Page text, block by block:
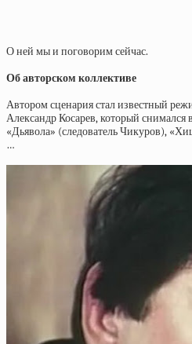
О ней мы и поговорим сейчас.
Об авторском коллективе
Автором сценария стал известный
Александр Косарев, который
«Дьявола» (следователь Чикуров),
…